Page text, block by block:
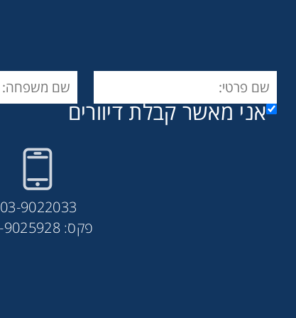
אני מאשר קבלת דיוורים
03-9022033
פקס: 03-9025928